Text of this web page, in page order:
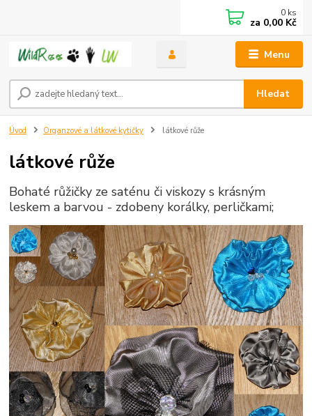
Menu
Hledat
0 ks
za 0,00 Kč
Úvod Organzové a látkové kytičky látkové růže
látkové růže
Bohaté růžičky ze saténu či viskozy s krásným
leskem a barvou - zdobeny korálky, perličkami;